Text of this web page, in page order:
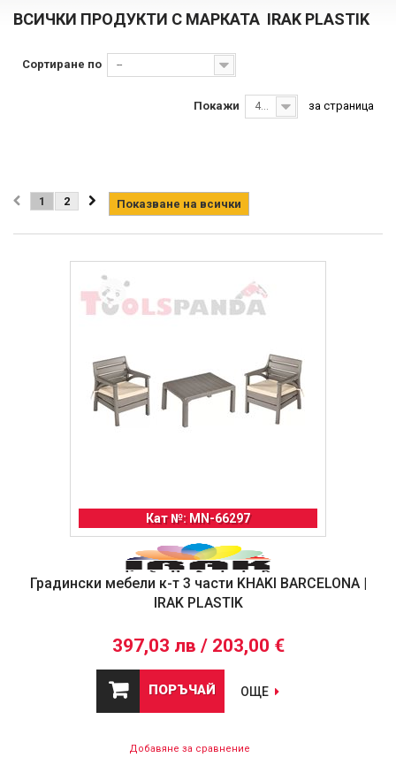
ВСИЧКИ ПРОДУКТИ С МАРКАТА IRAK PLASTIK
Сортиране по --
Покажи 40 за страница
Показване на всички
1 2
Кат №: MN-66297
Градински мебели к-т 3 части KHAKI BARCELONA |
IRAK PLASTIK
397,03 лв / 203,00 €
ПОРЪЧАЙ ОЩЕ
Добавяне за сравнение